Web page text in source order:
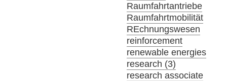
Raumfahrtantriebe
Raumfahrtmobilität
REchnungswesen
reinforcement
renewable energies
research (3)
research associate